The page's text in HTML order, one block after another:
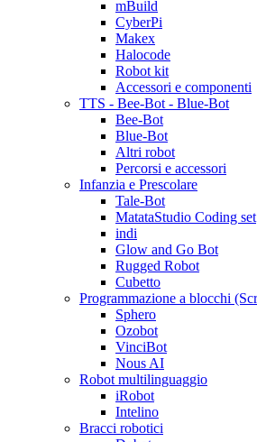
mBuild
CyberPi
Makex
Halocode
Robot kit
Accessori e componenti
TTS - Bee-Bot - Blue-Bot
Bee-Bot
Blue-Bot
Altri robot
Percorsi e accessori
Infanzia e Prescolare
Tale-Bot
MatataStudio Coding set
indi
Glow and Go Bot
Rugged Robot
Cubetto
Programmazione a blocchi
Sphero
Ozobot
VinciBot
Nous AI
Robot multilinguaggio
iRobot
Intelino
Bracci robotici